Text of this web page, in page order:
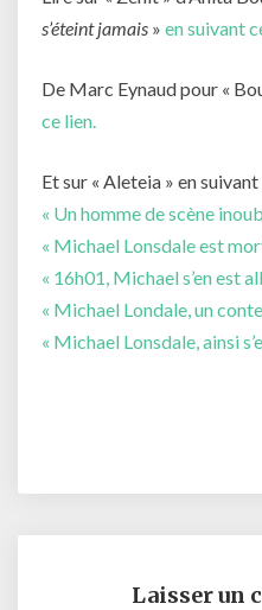
s’éteint jamais » en suivant
De Marc Eynaud pour «
ce lien.
Et sur « Aleteia » en suivant
« Un homme de scène
« Michael Lonsdale est
« 16h01, Michael s’en est
« Michael Londale, un
« Michael Lonsdale, ainsi
Laisser un